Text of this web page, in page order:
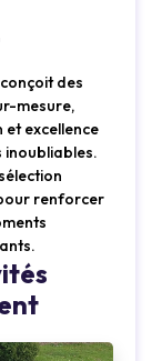
des
mesure,
excellence
renforcer